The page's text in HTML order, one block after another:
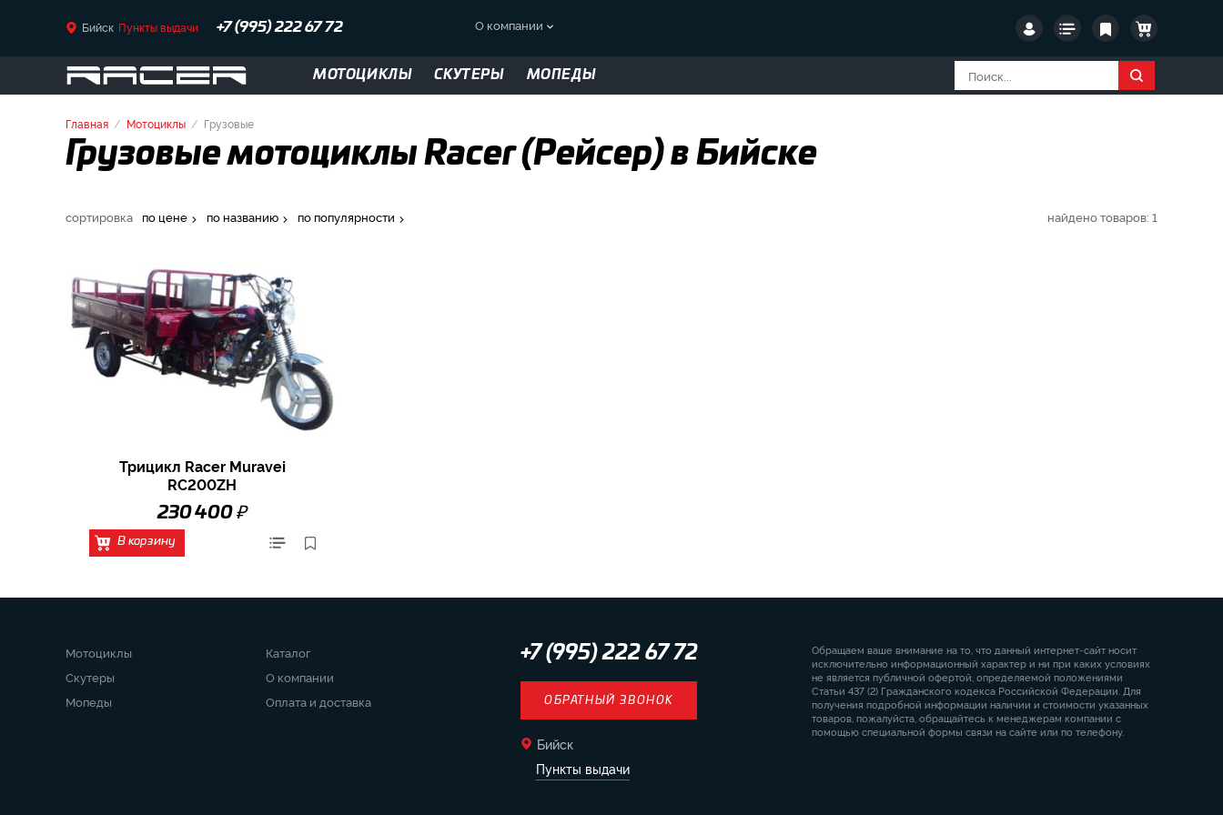
Бийск Пункты выдачи +7 (995) 222 67 72 О компании
МОТОЦИКЛЫ СКУТЕРЫ МОПЕДЫ
Главная Мотоциклы Грузовые
Грузовые мотоциклы Racer (Рейсер) в Бийске
сортировка по цене по названию по популярности найдено товаров: 1
Трицикл Racer Muravei
RC200ZH
230 400 ₽
В корзину
Мотоциклы
Скутеры
Мопеды
Каталог
О компании
Оплата и доставка
+7 (995) 222 67 72
ОБРАТНЫЙ ЗВОНОК
Бийск
Пункты выдачи
Обращаем ваше внимание на то, что данный интернет-сайт носит
исключительно информационный характер и ни при каких условиях
не является публичной офертой, определяемой положениями
Статьи 437 (2) Гражданского кодекса Российской Федерации. Для
получения подробной информации наличии и стоимости указанных
товаров, пожалуйста, обращайтесь к менеджерам компании с
помощью специальной формы связи на сайте или по телефону.